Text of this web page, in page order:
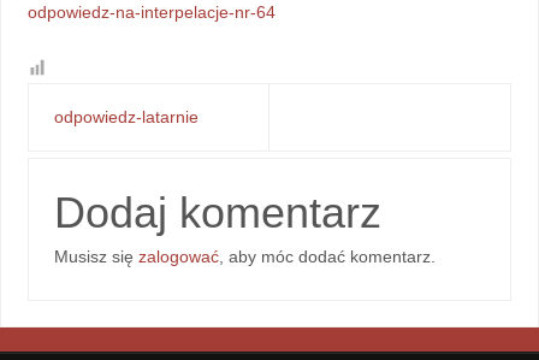
odpowiedz-na-interpelacje-nr-64
odpowiedz-latarnie
Dodaj komentarz
Musisz sięzalogować , aby móc dodać komentarz.